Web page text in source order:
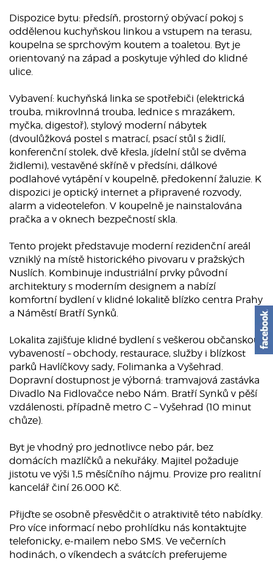
Dispozice bytu: předsíň, prostorný obývací pokoj s
oddělenou kuchyňskou linkou a vstupem na terasu,
koupelna se sprchovým koutem a toaletou. Byt je
orientovaný na západ a poskytuje výhled do klidné
ulice.
Vybavení: kuchyňská linka se spotřebiči (elektrická
trouba, mikrovlnná trouba, lednice s mrazákem,
myčka, digestoř), stylový moderní nábytek
(dvoulůžková postel s matrací, psací stůl s židlí,
konferenční stolek, dvě křesla, jídelní stůl se dvěma
židlemi), vestavěné skříně v předsíni, dálkové
podlahové vytápění v koupelně, předokenní žaluzie. K
dispozici je optický internet a připravené rozvody,
alarm a videotelefon. V koupelně je nainstalována
pračka a v oknech bezpečností skla.
Tento projekt představuje moderní rezidenční areál
vzniklý na místě historického pivovaru v pražských
Nuslích. Kombinuje industriální prvky původní
architektury s moderním designem a nabízí
komfortní bydlení v klidné lokalitě blízko centra Prahy
a Náměstí Bratří Synků.
Lokalita zajišťuje klidné bydlení s veškerou občanskou
vybaveností – obchody, restaurace, služby i blízkost
parků Havlíčkovy sady, Folimanka a Vyšehrad.
Dopravní dostupnost je výborná: tramvajová zastávka
Divadlo Na Fidlovačce nebo Nám. Bratří Synků v pěší
vzdálenosti, případně metro C – Vyšehrad (10 minut
chůze).
Byt je vhodný pro jednotlivce nebo pár, bez
domácích mazlíčků a nekuřáky. Majitel požaduje
jistotu ve výši 1,5 měsíčního nájmu. Provize pro realitní
kancelář činí 26.000 Kč.
Přijďte se osobně přesvědčit o atraktivitě této nabídky.
Pro více informací nebo prohlídku nás kontaktujte
telefonicky, e-mailem nebo SMS. Ve večerních
hodinách, o víkendech a svátcích preferujeme